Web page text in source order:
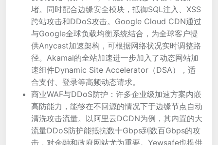
堵。同时配合边缘安全模块，抵御SQL注入、XSS
跨站攻击和DDoS攻击。Google Cloud CDN通过
与Google全球负载均衡系统结合，为全球客户提
供Anycast加速架构，可根据网络状况实时调整路
径。Akamai的全站加速进一步加入了动态网站加
速组件Dynamic Site Accelerator（DSA），适
合支付、登录等高频动态请求。
商业WAF与DDoS防护：许多企业级加速方案内嵌
高防能力，能够在不回源的情况下于边缘节点自动
清洗攻击流量。以阿里云DCDN为例，其内置的大
流量DDoS防护能抵抗数十Gbps到数百Gbps的攻
击，对金融和政府网站尤为重要。Yewsafe也提供